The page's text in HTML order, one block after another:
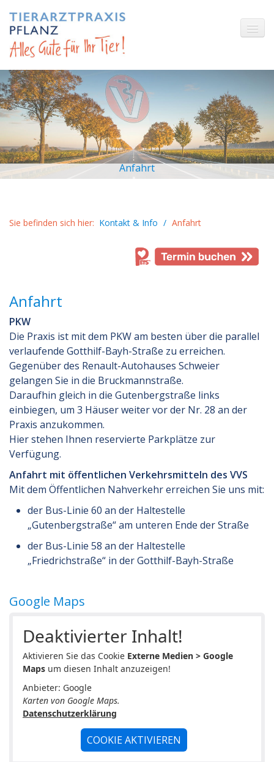
Unsere Leistungen
Ihr Tier
Kontakt & Info
Anfahrt
Notfall
Termine online
Anfahrt
Sie befinden sich hier: Kontakt & Info / Anfahrt
Anfahrt
PKW
Die Praxis ist mit dem PKW am besten über die parallel
verlaufende Gotthilf-Bayh-Straße zu erreichen.
Gegenüber des Renault-Autohauses Schweier
gelangen Sie in die Bruckmannstraße.
Daraufhin gleich in die Gutenbergstraße links
einbiegen, um 3 Häuser weiter vor der Nr. 28 an der
Praxis anzukommen.
Hier stehen Ihnen reservierte Parkplätze zur
Verfügung.
Anfahrt mit öffentlichen Verkehrsmitteln des VVS
Mit dem Öffentlichen Nahverkehr erreichen Sie uns mit:
der Bus-Linie 60 an der Haltestelle
„Gutenbergstraße“ am unteren Ende der Straße
der Bus-Linie 58 an der Haltestelle
„Friedrichstraße“ in der Gotthilf-Bayh-Straße
Google Maps
Deaktivierter Inhalt!
Aktivieren Sie das Cookie Externe Medien > Google
Maps um diesen Inhalt anzuzeigen!
Anbieter: Google
Karten von Google Maps.
Datenschutzerklärung
COOKIE AKTIVIEREN